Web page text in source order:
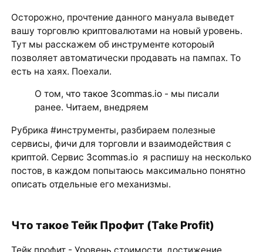
Осторожно, прочтение данного мануала выведет
вашу торговлю криптовалютами на новый уровень.
Тут мы расскажем об инструменте котороый
позволяет автоматически продавать на пампах. То
есть на хаях. Поехали.
О том, что такое 3commas.io- мы писали
ранее. Читаем, внедряем
Рубрика #инструменты, разбираем полезные
сервисы, фичи для торговли и взаимодействия с
криптой. Сервис 3commas.ioя распишу на несколько
постов, в каждом попытаюсь максимально понятно
описать отдельные его механизмы.
Что такое Тейк Профит (Take Profit)